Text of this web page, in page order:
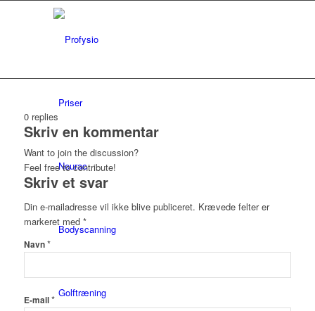
Priser
Neurac
Bodyscanning
Golftræning
0 replies
Skriv en kommentar
Want to join the discussion?
Feel free to contribute!
Skriv et svar
Din e-mailadresse vil ikke blive publiceret. Krævede felter er
markeret med *
Navn*
E-mail*